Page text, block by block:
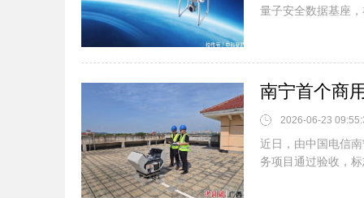
量子安全数据基座
南宁首个商
2026-06-23
近日，由中国电信
务项目通过验收，